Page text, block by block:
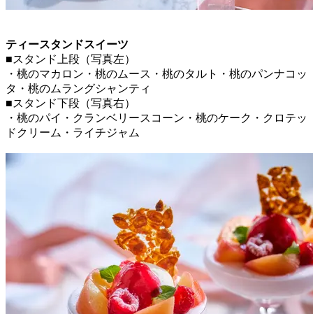
ティースタンドスイーツ
■スタンド上段（写真左）
・桃のマカロン・桃のムース・桃のタルト・桃のパンナコッ
タ・桃のムラングシャンティ
■スタンド下段（写真右）
・桃のパイ・クランベリースコーン・桃のケーク・クロテッ
ドクリーム・ライチジャム